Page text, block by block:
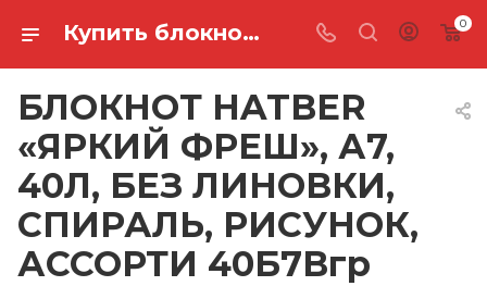
Купить блокнот hatber «яркий фреш», а7, 40л, без линовки, спираль, рисунок, ассорти 40Б7Вгр в Ростове-на-Дону 0
БЛОКНОТ HATBER
«ЯРКИЙ ФРЕШ», А7,
40Л, БЕЗ ЛИНОВКИ,
СПИРАЛЬ, РИСУНОК,
АССОРТИ 40Б7Вгр